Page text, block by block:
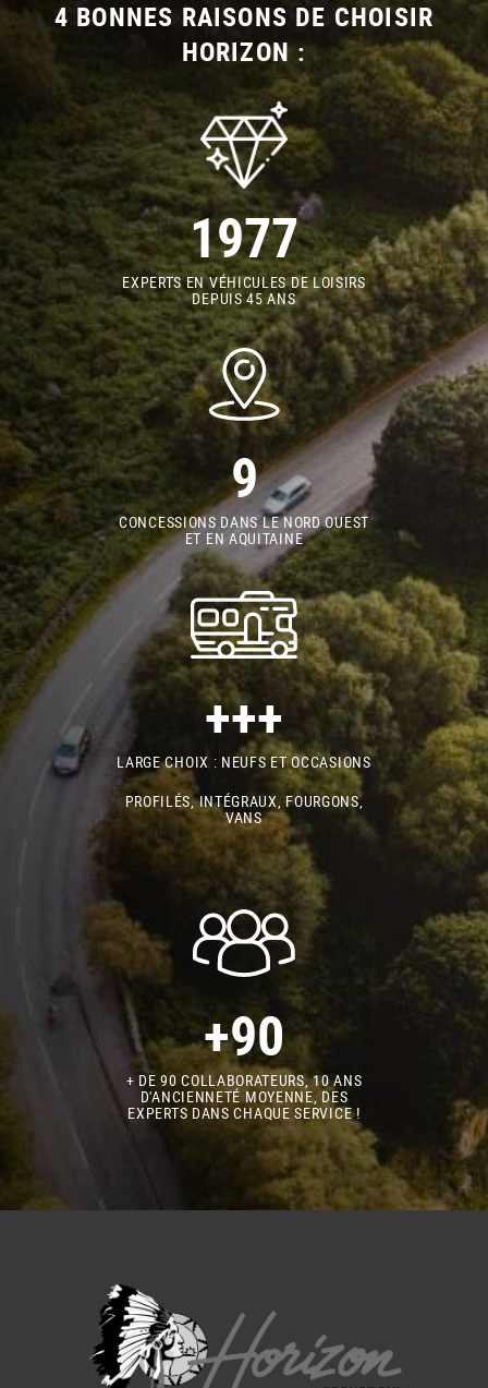
4 BONNES RAISONS DE CHOISIR
HORIZON :
1977
EXPERTS EN VÉHICULES DE LOISIRS
DEPUIS 45 ANS
9
CONCESSIONS DANS LE NORD OUEST
ET EN AQUITAINE
+++
LARGE CHOIX : NEUFS ET OCCASIONS
PROFILÉS, INTÉGRAUX, FOURGONS,
VANS
+90
+ DE 90 COLLABORATEURS, 10 ANS
D'ANCIENNETÉ MOYENNE, DES
EXPERTS DANS CHAQUE SERVICE !